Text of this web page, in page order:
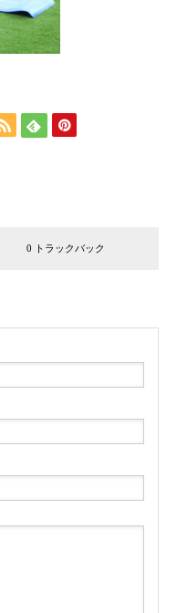
0 トラックバック